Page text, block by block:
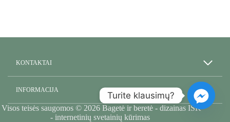
KONTAKTAI
INFORMACIJA
Visos teisės saugomos © 2026 Bagetė ir beretė - dizainas ISK
- internetinių svetainių kūrimas
Turite klausimų?